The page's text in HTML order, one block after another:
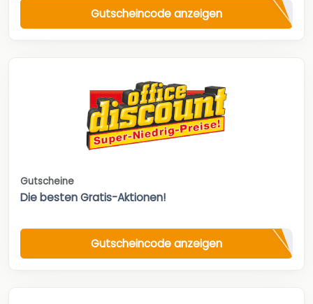
Gutscheincode anzeigen
Gutscheine
Die besten Gratis-Aktionen!
Gutscheincode anzeigen